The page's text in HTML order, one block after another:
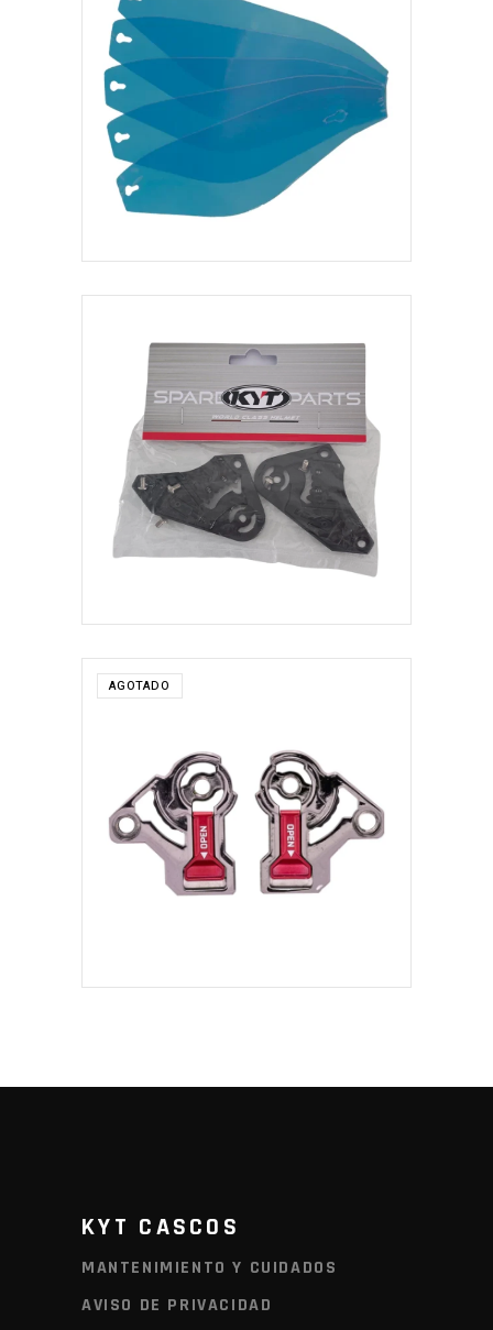
AGOTADO
KYT CASCOS
MANTENIMIENTO Y CUIDADOS
AVISO DE PRIVACIDAD